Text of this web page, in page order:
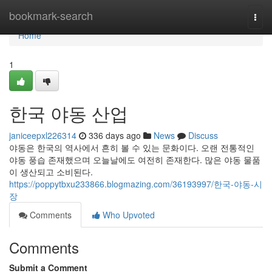
bookmark-search
Home
Home
1
한국 야동 산업
janiceepxl226314 336 days ago News
Discuss
야동은 한국의 역사에서 흔히 볼 수 있는 문화이다. 오랜 전통적인
야동 풍습 존재했으며 오늘날에도 여전히 존재한다. 많은 야동 물품
이 생산되고 소비된다.
https://poppytbxu233866.blogmazing.com/36193997/한국-야동-시
장
Comments
Who Upvoted
Comments
Submit a Comment